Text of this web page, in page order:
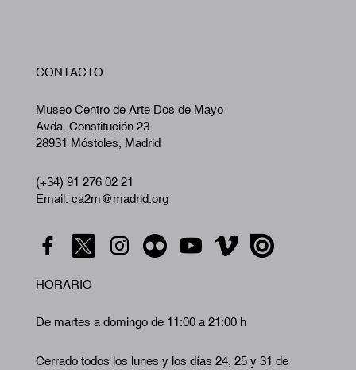
CONTACTO
Museo Centro de Arte Dos de Mayo
Avda. Constitución 23
28931 Móstoles, Madrid
(+34) 91 276 02 21
Email: ca2m@madrid.org
HORARIO
De martes a domingo de 11:00 a 21:00 h
Cerrado todos los lunes y los días 24, 25 y 31 de